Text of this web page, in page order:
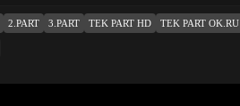
2.PART 3.PART TEK PART HD TEK PART OK.RU